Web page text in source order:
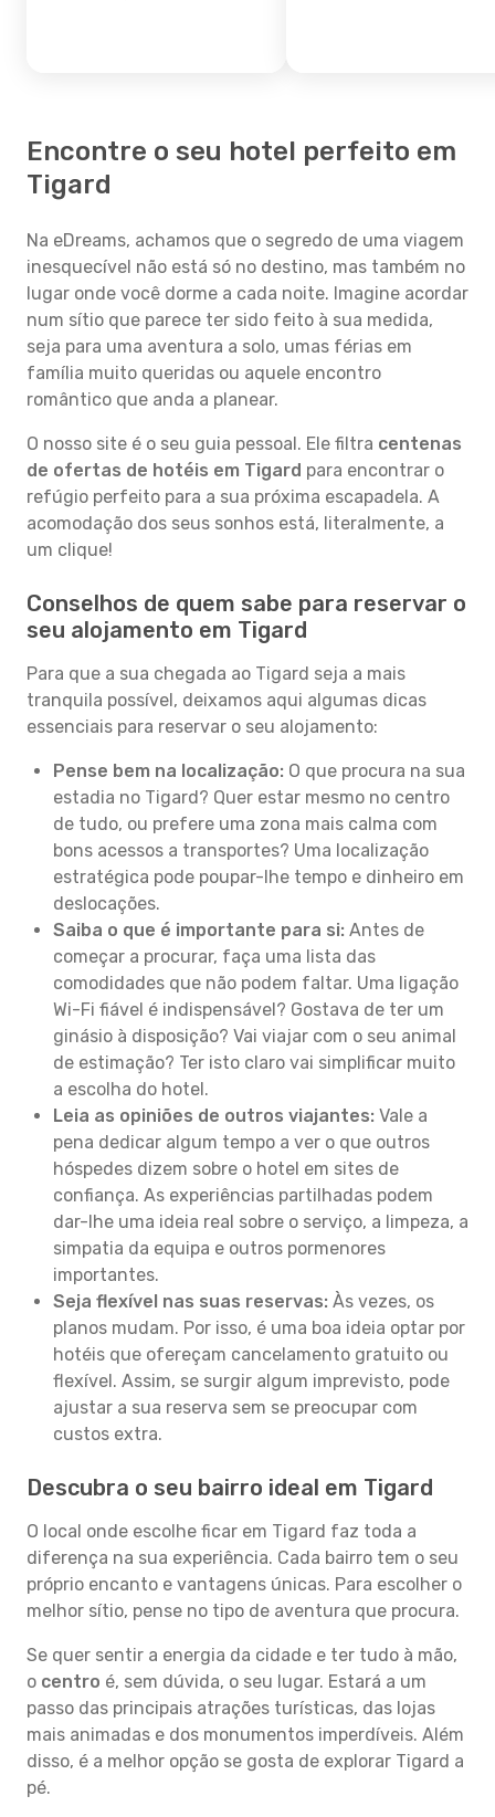
Encontre o seu hotel perfeito em
Tigard
Na eDreams, achamos que o segredo de uma viagem
inesquecível não está só no destino, mas também no
lugar onde você dorme a cada noite. Imagine acordar
num sítio que parece ter sido feito à sua medida,
seja para uma aventura a solo, umas férias em
família muito queridas ou aquele encontro
romântico que anda a planear.
O nosso site é o seu guia pessoal. Ele filtra centenas
de ofertas de hotéis em Tigard para encontrar o
refúgio perfeito para a sua próxima escapadela. A
acomodação dos seus sonhos está, literalmente, a
um clique!
Conselhos de quem sabe para reservar o
seu alojamento em Tigard
Para que a sua chegada ao Tigard seja a mais
tranquila possível, deixamos aqui algumas dicas
essenciais para reservar o seu alojamento:
Pense bem na localização: O que procura na sua
estadia no Tigard? Quer estar mesmo no centro
de tudo, ou prefere uma zona mais calma com
bons acessos a transportes? Uma localização
estratégica pode poupar-lhe tempo e dinheiro em
deslocações.
Saiba o que é importante para si: Antes de
começar a procurar, faça uma lista das
comodidades que não podem faltar. Uma ligação
Wi-Fi fiável é indispensável? Gostava de ter um
ginásio à disposição? Vai viajar com o seu animal
de estimação? Ter isto claro vai simplificar muito
a escolha do hotel.
Leia as opiniões de outros viajantes: Vale a
pena dedicar algum tempo a ver o que outros
hóspedes dizem sobre o hotel em sites de
confiança. As experiências partilhadas podem
dar-lhe uma ideia real sobre o serviço, a limpeza, a
simpatia da equipa e outros pormenores
importantes.
Seja flexível nas suas reservas: Às vezes, os
planos mudam. Por isso, é uma boa ideia optar por
hotéis que ofereçam cancelamento gratuito ou
flexível. Assim, se surgir algum imprevisto, pode
ajustar a sua reserva sem se preocupar com
custos extra.
Descubra o seu bairro ideal em Tigard
O local onde escolhe ficar em Tigard faz toda a
diferença na sua experiência. Cada bairro tem o seu
próprio encanto e vantagens únicas. Para escolher o
melhor sítio, pense no tipo de aventura que procura.
Se quer sentir a energia da cidade e ter tudo à mão,
o centro é, sem dúvida, o seu lugar. Estará a um
passo das principais atrações turísticas, das lojas
mais animadas e dos monumentos imperdíveis. Além
disso, é a melhor opção se gosta de explorar Tigard a
pé.